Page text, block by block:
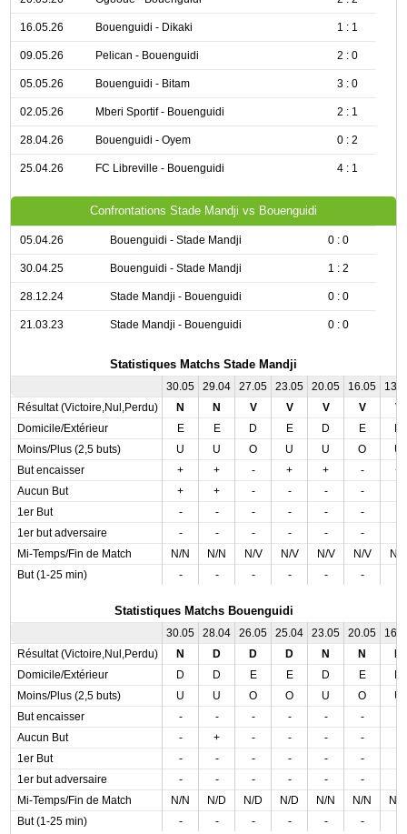
16.05.26 Bouenguidi - Dikaki 1 : 1
09.05.26 Pelican - Bouenguidi 2 : 0
05.05.26 Bouenguidi - Bitam 3 : 0
02.05.26 Mberi Sportif - Bouenguidi 2 : 1
28.04.26 Bouenguidi - Oyem 0 : 2
25.04.26 FC Libreville - Bouenguidi 4 : 1
Confrontations Stade Mandji vs Bouenguidi
05.04.26 Bouenguidi - Stade Mandji 0 : 0
30.04.25 Bouenguidi - Stade Mandji 1 : 2
28.12.24 Stade Mandji - Bouenguidi 0 : 0
21.03.23 Stade Mandji - Bouenguidi 0 : 0
Statistiques Matchs Stade Mandji
30.05 29.04 27.05 23.05 20.05 16.05
Résultat (Victoire,Nul,Perdu)
N N V V V V
V
Domicile/Extérieur
E E D E D E
Moins/Plus (2,5 buts)
U U O U U O
U
But encaisser
+ + - + + -
+
Aucun But
+ + - - - -
1er But
- - - - - -
1er but adversaire
- - - - - -
Mi-Temps/Fin de Match
N/N N/N N/V N/V N/V N/V
N/V
But (1-25 min)
- - - - - -
Statistiques Matchs Bouenguidi
30.05 28.04 26.05 25.04 23.05 20.05
Résultat (Victoire,Nul,Perdu)
N D D D N N
Domicile/Extérieur
D D E E D E
Moins/Plus (2,5 buts)
U U O O U O
U
But encaisser
- - - - - -
Aucun But
- + - - - -
1er But
- - - - - -
1er but adversaire
- - - - - -
Mi-Temps/Fin de Match
N/N N/D N/D N/D N/N N/N
N/
But (1-25 min)
- - - - - -